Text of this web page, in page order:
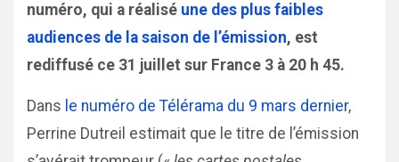
numéro, qui a réalisé une des plus faibles
audiences de la saison de l’émission, est
rediffusé ce 31 juillet sur France 3 à 20 h 45.
Dans le numéro de Télérama du 9 mars dernier,
Perrine Dutreil estimait que le titre de l’émission